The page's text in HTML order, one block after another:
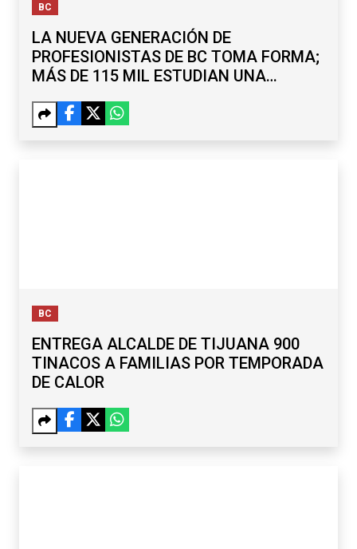
BC
LA NUEVA GENERACIÓN DE
PROFESIONISTAS DE BC TOMA FORMA;
MÁS DE 115 MIL ESTUDIAN UNA
BC
ENTREGA ALCALDE DE TIJUANA 900
TINACOS A FAMILIAS POR TEMPORADA
DE CALOR